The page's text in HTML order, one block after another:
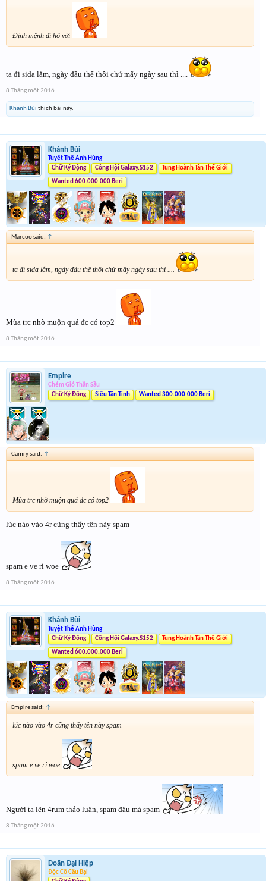
Định mệnh đi hộ với
ta đi sida lắm, ngày đầu thế thôi chứ mấy ngày sau thì ....
8 Tháng một 2016
Khánh Bùi thích bài này.
Khánh Bùi
Tuyệt Thế Anh Hùng
Chữ Ký Động
Công Hội Galaxy.S152 Tung Hoành Tân Thế Giới
Wanted 600.000.000 Beri
Marcoo said: ↑
ta đi sida lắm, ngày đầu thế thôi chứ mấy ngày sau thì ....
Mùa trc nhờ muộn quá đc có top2
8 Tháng một 2016
Empire
Chém Gió Thần Sầu
Chữ Ký Động
Siêu Tân Tinh Wanted 300.000.000 Beri
Camry said: ↑
Mùa trc nhờ muộn quá đc có top2
lúc nào vào 4r cũng thấy tên này spam
spam e ve ri woe
8 Tháng một 2016
Khánh Bùi
Tuyệt Thế Anh Hùng
Chữ Ký Động
Công Hội Galaxy.S152 Tung Hoành Tân Thế Giới
Wanted 600.000.000 Beri
Empire said: ↑
lúc nào vào 4r cũng thấy tên này spam
spam e ve ri woe
Người ta lên 4rum thảo luận, spam đâu mà spam
8 Tháng một 2016
Doãn Đại Hiệp
Độc Cô Cầu Bại